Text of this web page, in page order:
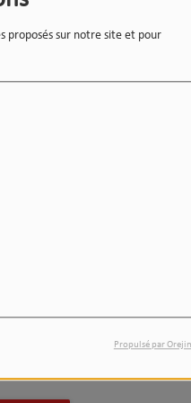
proposés sur notre site et pour
Propulsé par
ce titre